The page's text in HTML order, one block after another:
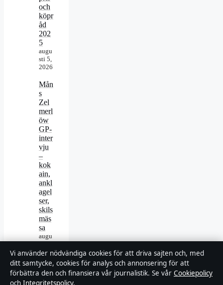
och
köpr
åd
202
5
augu
sti 5,
2026
Mån
s
Zel
merl
öw
GP-
inter
vju
–
kok
ain,
ankl
agel
ser,
skils
mäs
sa
augu
2026
Räd
dnin
Vi använder nödvändiga cookies för att driva sajten och, med
ditt samtycke, cookies för analys och annonsering för att
förbättra den och finansiera vår journalistik. Se vår Cookiepolicy
och Integritetspolicy.